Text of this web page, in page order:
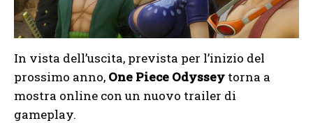
In vista dell’uscita, prevista per l’inizio del
prossimo anno, One Piece Odyssey torna a
mostra online con un nuovo trailer di
gameplay.